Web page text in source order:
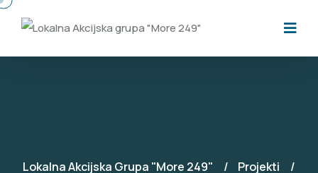
Lokalna Akcijska Grupa "More 249"
Projekti